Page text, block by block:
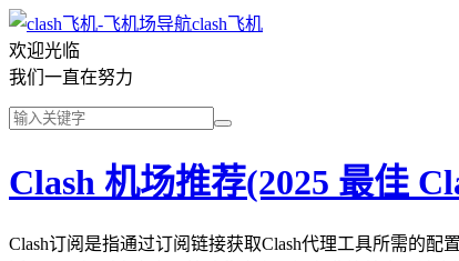
clash飞机
欢迎光临
我们一直在努力
Clash 机场推荐(2025 最佳
Clash订阅是指通过订阅链接获取Clash代理工具所需的